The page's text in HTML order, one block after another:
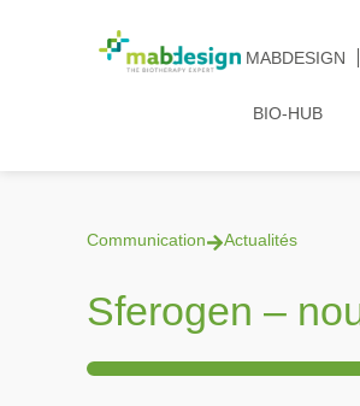
MABDESIGN
BIO-HUB
Communication Actualités
Sferogen –